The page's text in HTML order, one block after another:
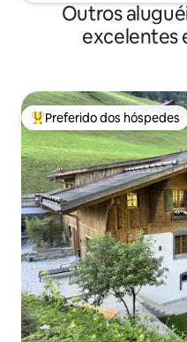
Outros
excelentes
Entre os melhores
Preferido dos hóspedes